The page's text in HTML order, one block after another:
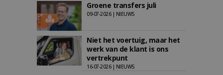
Groene transfers juli
09-07-2026 | NIEUWS
Niet het voertuig, maar het
werk van de klant is ons
vertrekpunt
16-07-2026 | NIEUWS